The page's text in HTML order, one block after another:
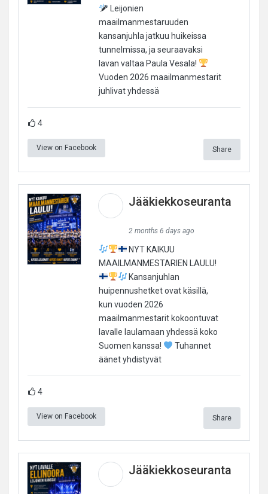
Leijonien
maailmanmestaruuden
kansanjuhla jatkuu huikeissa
tunnelmissa, ja seuraavaksi
lavan valtaa Paula Vesala!
Vuoden 2026 maailmanmestarit
juhlivat yhdessä
4
View on Facebook Share
Jääkiekkoseuranta
2 months 6 days ago
NYT KAIKUU
MAAILMANMESTARIEN LAULU!
Kansanjuhlan
huipennushetket ovat käsillä,
kun vuoden 2026
maailmanmestarit kokoontuvat
lavalle laulamaan yhdessä koko
Suomen kanssa!
Tuhannet
äänet yhdistyvät
4
View on Facebook Share
Jääkiekkoseuranta